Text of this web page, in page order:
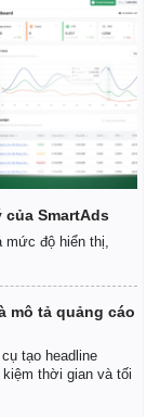
SmartAds
độ hiển thị,
mô tả quảng cáo
tạo headline
thời gian và tối